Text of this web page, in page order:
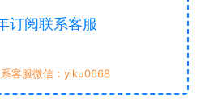
订阅联系客服
客服微信：yiku0668